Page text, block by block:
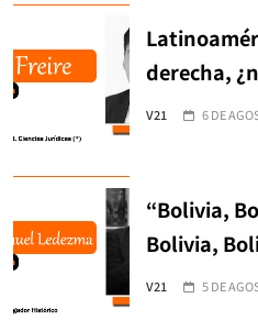
derecha,
V21 6 DE
“Bolivia,
Bolivia,
V21 5 DE